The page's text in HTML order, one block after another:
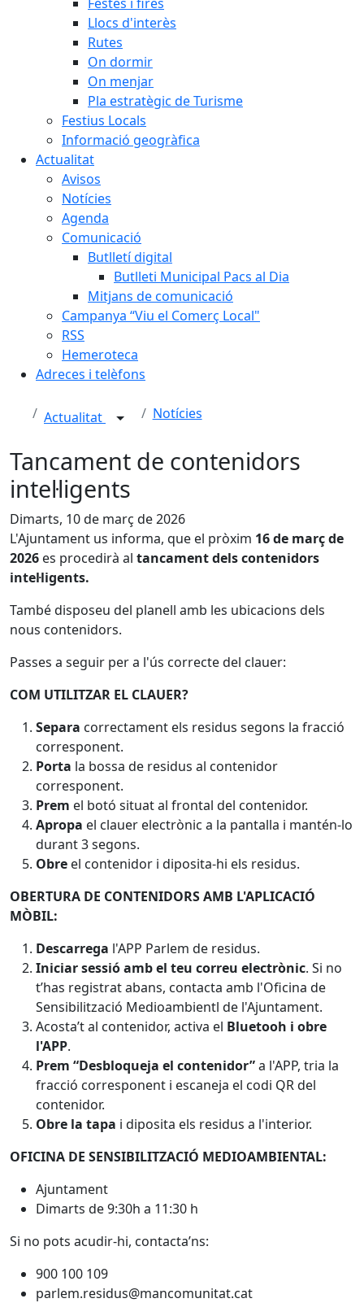
Llocs d'interès
Rutes
On dormir
On menjar
Pla estratègic de Turisme
Festius Locals
Informació geogràfica
Actualitat
Avisos
Notícies
Agenda
Comunicació
Butlletí digital
Butlleti Municipal Pacs al Dia
Mitjans de comunicació
Campanya “Viu el Comerç Local"
RSS
Hemeroteca
Adreces i telèfons
Actualitat Notícies
Tancament de contenidors
intel·ligents
Dimarts, 10 de març de 2026
L'Ajuntament us informa, que el pròxim 16 de març de
2026 es procedirà al tancament dels contenidors
intel·ligents.
També disposeu del planell amb les ubicacions dels
nous contenidors.
Passes a seguir per a l'ús correcte del clauer:
COM UTILITZAR EL CLAUER?
Separa correctament els residus segons la fracció
corresponent.
Porta la bossa de residus al contenidor
corresponent.
Prem el botó situat al frontal del contenidor.
Apropa el clauer electrònic a la pantalla i mantén-lo
durant 3 segons.
Obre el contenidor i diposita-hi els residus.
OBERTURA DE CONTENIDORS AMB L'APLICACIÓ
MÒBIL:
Descarrega l'APP Parlem de residus.
Iniciar sessió amb el teu correu electrònic. Si no
t’has registrat abans, contacta amb l'Oficina de
Sensibilització Medioambientl de l'Ajuntament.
Acosta’t al contenidor, activa el Bluetooh i obre
l'APP.
Prem “Desbloqueja el contenidor”a l'APP, tria la
fracció corresponent i escaneja el codi QR del
contenidor.
Obre la tapa i diposita els residus a l'interior.
OFICINA DE SENSIBILITZACIÓ MEDIOAMBIENTAL:
Ajuntament
Dimarts de 9:30h a 11:30 h
Si no pots acudir-hi, contacta’ns:
900 100 109
parlem.residus@mancomunitat.cat